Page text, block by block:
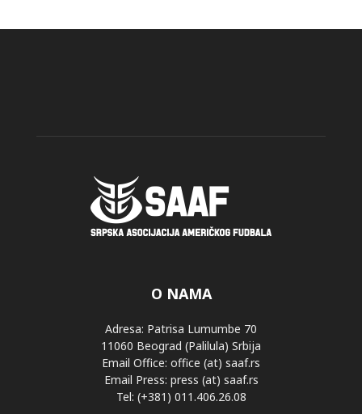
O NAMA
Adresa: Patrisa Lumumbe 70
11060 Beograd (Palilula) Srbija
Email Office: office (at) saaf.rs
Email Press: press (at) saaf.rs
Tel: (+381) 011.406.26.08